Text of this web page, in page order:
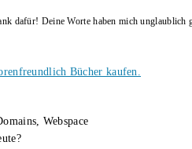
dafür! Deine Worte haben mich unglaublich
Webspace